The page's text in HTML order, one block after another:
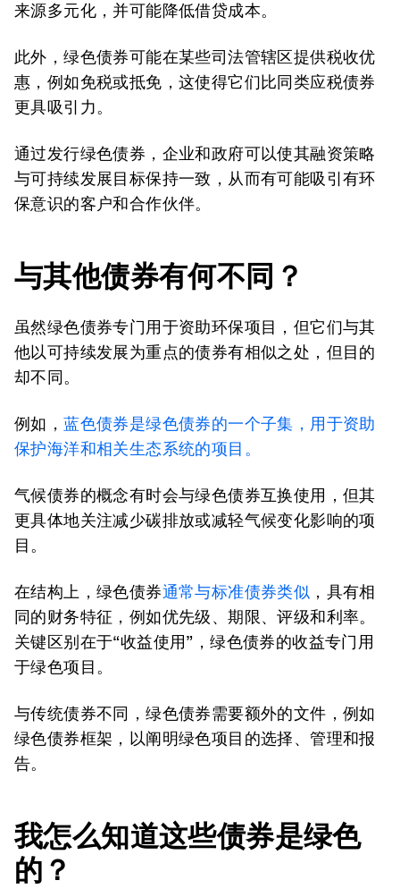
来源多元化，并可能降低借贷成本。
此外，绿色债券可能在某些司法管辖区提供税收优
惠，例如免税或抵免，这使得它们比同类应税债券
更具吸引力。
通过发行绿色债券，企业和政府可以使其融资策略
与可持续发展目标保持一致，从而有可能吸引有环
保意识的客户和合作伙伴。
与其他债券有何不同？
虽然绿色债券专门用于资助环保项目，但它们与其
他以可持续发展为重点的债券有相似之处，但目的
却不同。
例如，蓝色债券是绿色债券的一个子集，用于资助
保护海洋和相关生态系统的项目。
气候债券的概念有时会与绿色债券互换使用，但其
更具体地关注减少碳排放或减轻气候变化影响的项
目。
在结构上，绿色债券通常与标准债券类似 ，具有相
同的财务特征，例如优先级、期限、评级和利率。
关键区别在于“收益使用”，绿色债券的收益专门用
于绿色项目。
与传统债券不同，绿色债券需要额外的文件，例如
绿色债券框架，以阐明绿色项目的选择、管理和报
告。
我怎么知道这些债券是绿色
的？